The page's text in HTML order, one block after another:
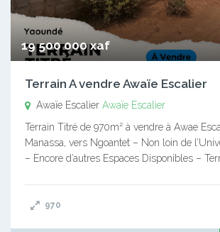
19 500 000 xaf
Terrain A vendre Awaïe Escalier
Awaïe Escalier Awaïe Escalier
Terrain Titré de 970m² à vendre à Awae
Manassa, vers Ngoantet – Non loin de
– Encore d’autres Espaces Disponibles –
970